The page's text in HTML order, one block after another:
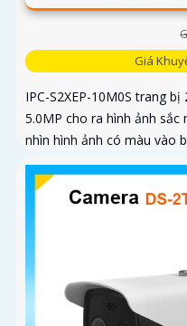
Giá
IPC-S2XEP-10M0S trang
5.0MP cho ra hình ảnh
nhìn hình ảnh có màu vào
giúp đàm thoại 2 chiều,
tiếp nâng cao độ ổn định